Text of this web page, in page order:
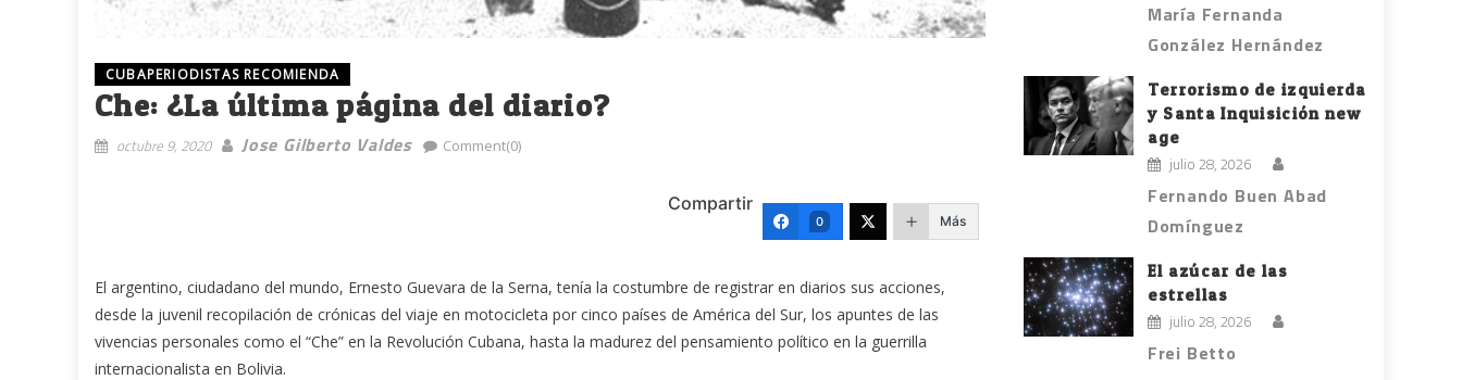
CUBAPERIODISTAS RECOMIENDA
Che: ¿La última página del diario?
octubre 9, 2020 Jose Gilberto Valdes Comment(0)
Compartir
0 Más
El argentino, ciudadano del mundo, Ernesto Guevara de la Serna, tenía la costumbre de registrar en diarios sus acciones,
desde la juvenil recopilación de crónicas del viaje en motocicleta por cinco países de América del Sur, los apuntes de las
vivencias personales como el “Che” en la Revolución Cubana, hasta la madurez del pensamiento político en la guerrilla
internacionalista en Bolivia.
María Fernanda
González Hernández
Terrorismo de izquierda
y Santa Inquisición new
age
julio 28, 2026
Fernando Buen Abad
Domínguez
El azúcar de las
estrellas
julio 28, 2026
Frei Betto